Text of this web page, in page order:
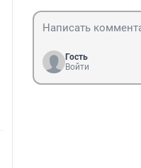
Гость
Войти